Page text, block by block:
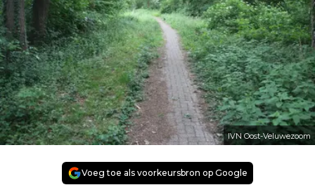
IVN Oost-Veluwezoom
Voeg toe als voorkeursbron op Google